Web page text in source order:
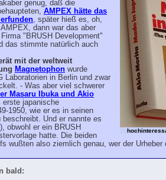
genug, daß die
AMPEX hätte das
, später hieß es, oh,
dann war das aber
"BRUSH Development"
das stimmte natürlich auch
mit der weltweit
Magnetophon wurde
Laboratorien in Berlin und zwar
- Was aber viel schwerer
Masaru Ibuka und Akio
japanische
1950, wie er es in seinen
Und er nannte es
obwohl er ein BRUSH
hatte. Die beiden
wußten also ziemlich genau, wer der Urheber
bald: